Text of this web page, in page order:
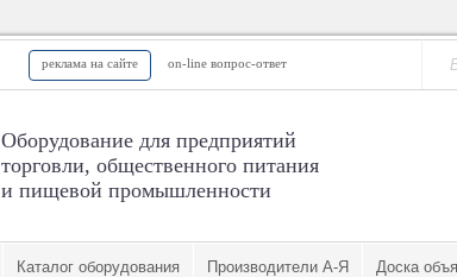
реклама на сайте on-line вопрос-ответ
Оборудование для предприятий
торговли, общественного питания
и пищевой промышленности
Каталог оборудования Производители А-Я Доска